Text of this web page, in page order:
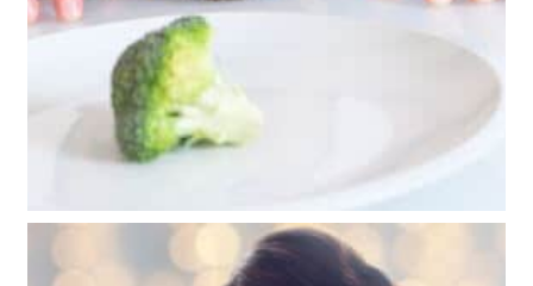
Während einer Schwangerschaft hat der Körper
besondere Bedürfnisse, vor allem weil er Nährstoffe